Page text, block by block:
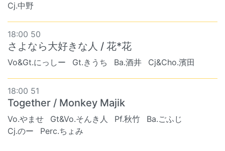
Cj.中野
18:00 50
さよなら大好きな人 / 花*花
Vo&Gt.にっしー Gt.きうち Ba.酒井 Cj&Cho.濱田
18:00 51
Together / Monkey Majik
Vo.やませ Gt&Vo.そんき人 Pf.秋竹
Ba.ごふじ
Cj.のー
Perc.ちょみ